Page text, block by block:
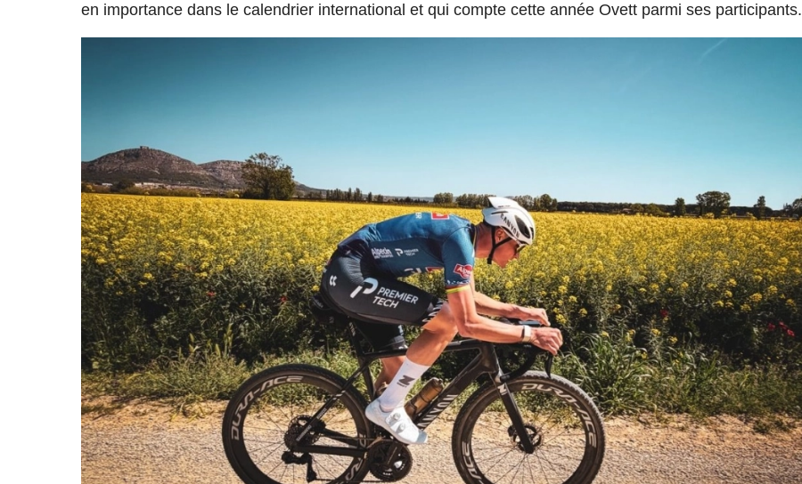
en importance dans le calendrier international et qui compte cette année Ovett parmi ses participants.